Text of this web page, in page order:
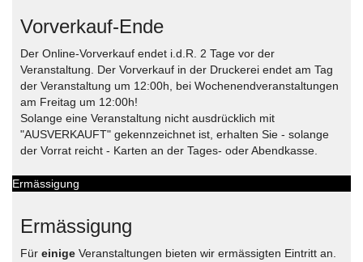
Vorverkauf-Ende
Der Online-Vorverkauf endet i.d.R. 2 Tage vor der
Veranstaltung. Der Vorverkauf in der Druckerei endet am Tag
der Veranstaltung um 12:00h, bei Wochenendveranstaltungen
am Freitag um 12:00h!
Solange eine Veranstaltung nicht ausdrücklich mit
"AUSVERKAUFT" gekennzeichnet ist, erhalten Sie - solange
der Vorrat reicht - Karten an der Tages- oder Abendkasse.
Ermässigung
Ermässigung
Für einige Veranstaltungen bieten wir ermässigten Eintritt an.